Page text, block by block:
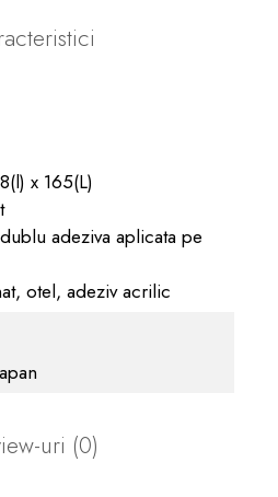
x 165(L)
adeziva aplicata pe
otel, adeziv acrilic
uri (0)